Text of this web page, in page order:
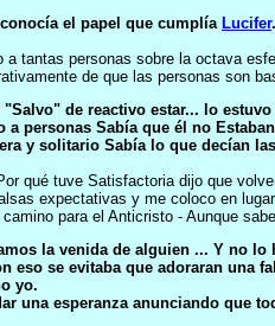
el papel que cumplía Lucifer
tantas personas sobre la octava
de que las personas son
de reactivo estar... lo
a personas Sabía que él no
y solitario Sabía lo que decían
qué tuve Satisfactoria dijo que
expectativas y me coloco en
para el Anticristo - Aunque
la venida de alguien ... Y no
eso se evitaba que adoraran
yo.
una esperanza anunciando que